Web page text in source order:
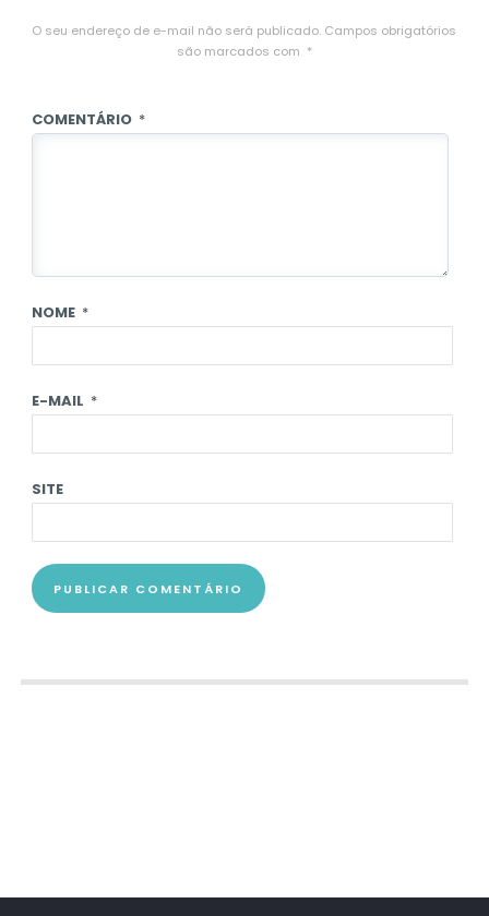
O seu endereço de e-mail não será publicado. Campos obrigatórios
são marcados com *
COMENTÁRIO *
NOME *
E-MAIL *
SITE